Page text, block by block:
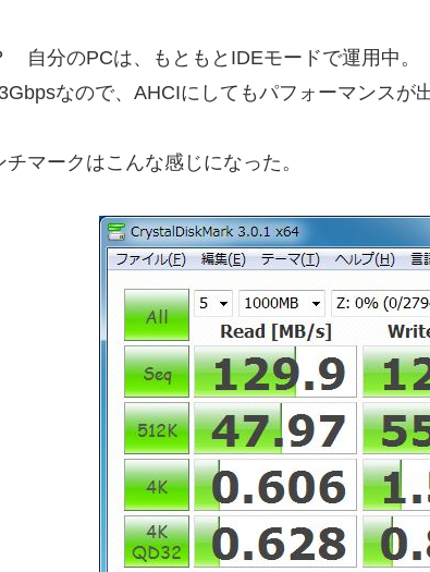
自分のPCは、もともとIDEモードで運用中。
なので、AHCIにしてもパフォーマンスが
マークはこんな感じになった。